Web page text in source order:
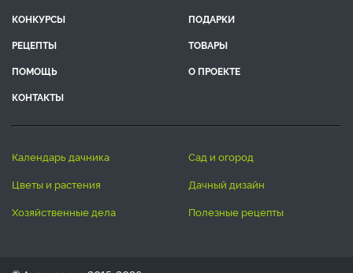
КОНКУРСЫ
ПОДАРКИ
РЕЦЕПТЫ
ТОВАРЫ
ПОМОЩЬ
О ПРОЕКТЕ
КОНТАКТЫ
календарь дачника
сад и огород
цветы и растения
дачный дизайн
хозяйственные дела
полезные рецепты